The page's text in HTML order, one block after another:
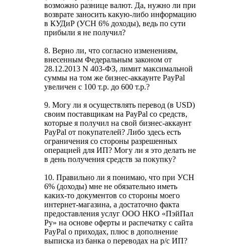
возможно разнице валют. Да, нужно ли при
возврате заносить какую-либо информацию
в КУДиР (УСН 6% доходы), ведь по сути
прибыли я не получил?
8. Верно ли, что согласно изменениям,
внесенным Федеральным законом от
28.12.2013 N 403-ФЗ, лимит максимальной
суммы на том же бизнес-аккаунте PayPal
увеличен с 100 т.р. до 600 т.р.?
9. Могу ли я осуществлять перевод (в USD)
своим поставщикам на PayPal со средств,
которые я получил на свой бизнес-аккаунт
PayPal от покупателей? Либо здесь есть
ограничения со стороны разрешенных
операцией для ИП? Могу ли я это делать не
в день получения средств за покупку?
10. Правильно ли я понимаю, что при УСН
6% (доходы) мне не обязательно иметь
каких-то документов со стороны моего
интернет-магазина, а достаточно факта
предоставления услуг ООО НКО «ПэйПал
Ру» на основе оферты и распечатку с сайта
PayPal о приходах, плюс в дополнение
выписка из банка о переводах на р/с ИП?